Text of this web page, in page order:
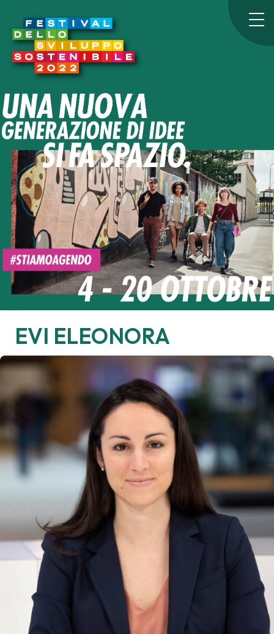
EVI ELEONORA